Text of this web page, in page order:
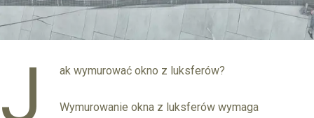
J ak wymurować okno z luksferów?
Wymurowanie okna z luksferów wymaga